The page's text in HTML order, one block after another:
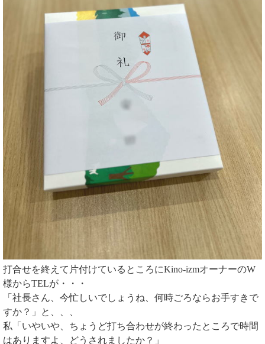
打合せを終えて片付けているところにKino-izmオーナーのW
様からTELが・・・
「社長さん、今忙しいでしょうね、何時ごろならお手すきで
すか？」と、、、
私「いやいや、ちょうど打ち合わせが終わったところで時間
はありますよ、どうされましたか？」